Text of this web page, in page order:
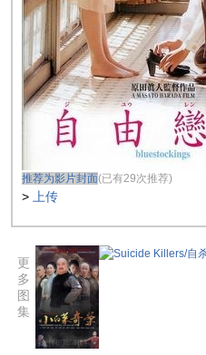
推荐为影片封面(已有29次推荐)
> 上传
更
多
图
集